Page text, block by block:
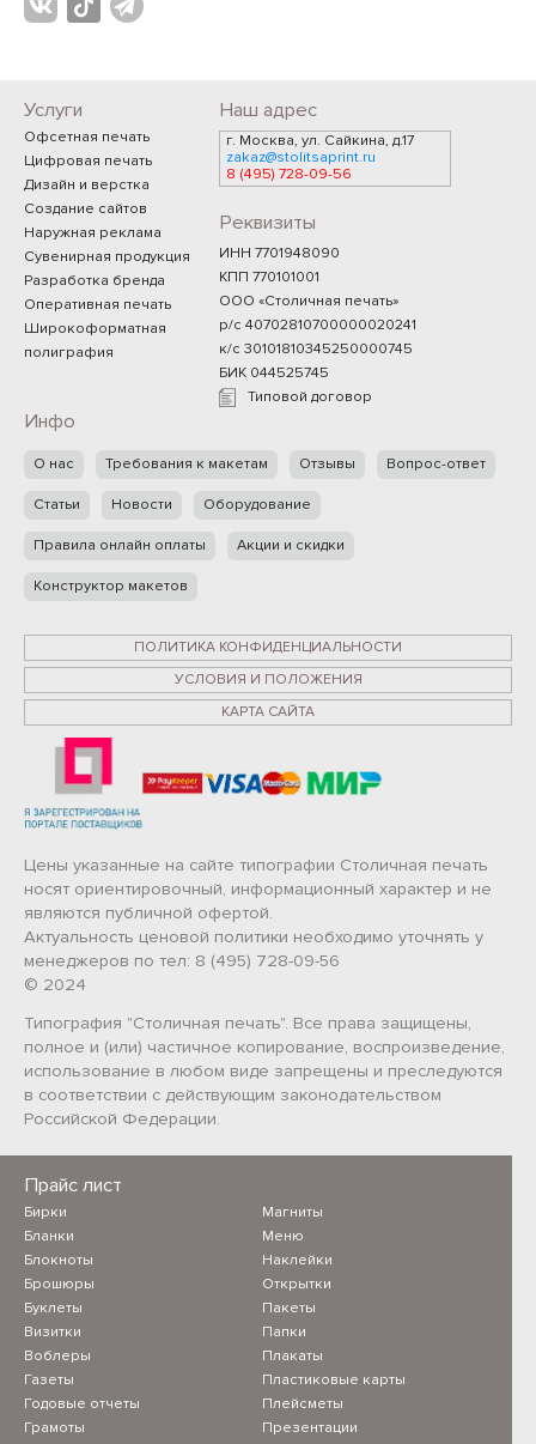
Прайс лист
Бирки
Бланки
Блокноты
Брошюры
Буклеты
Визитки
Воблеры
Газеты
Годовые отчеты
Грамоты
Магниты
Меню
Наклейки
Открытки
Пакеты
Папки
Плакаты
Пластиковые карты
Плейсметы
Презентации
Услуги
Офсетная печать
Цифровая печать
Дизайн и верстка
Создание сайтов
Наружная реклама
Сувенирная продукция
Разработка бренда
Оперативная печать
Широкоформатная
полиграфия
Наш адрес
г. Москва, ул. Сайкина, д.17
zakaz@stolitsaprint.ru
8 (495) 728-09-56
Реквизиты
ИНН 7701948090
КПП 770101001
ООО «Столичная печать»
р/с 40702810700000020241
к/с 30101810345250000745
БИК 044525745
Типовой договор
Инфо
О нас Требования к макетам Отзывы Вопрос-ответ
Статьи Новости Оборудование
Правила онлайн оплаты Акции и скидки
Конструктор макетов
ПОЛИТИКА КОНФИДЕНЦИАЛЬНОСТИ
УСЛОВИЯ И ПОЛОЖЕНИЯ
КАРТА САЙТА
Цены указанные на сайте типографии Столичная печать
носят ориентировочный, информационный характер и не
являются публичной офертой.
Актуальность ценовой политики необходимо уточнять у
менеджеров по тел: 8 (495) 728-09-56
© 2024
Типография "Столичная печать". Все права защищены,
полное и (или) частичное копирование, воспроизведение,
использование в любом виде запрещены и преследуются
в соответствии с действующим законодательством
Российской Федерации.